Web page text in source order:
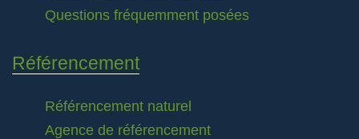
Questions fréquemment posées
Référencement
Référencement naturel
Agence de référencement